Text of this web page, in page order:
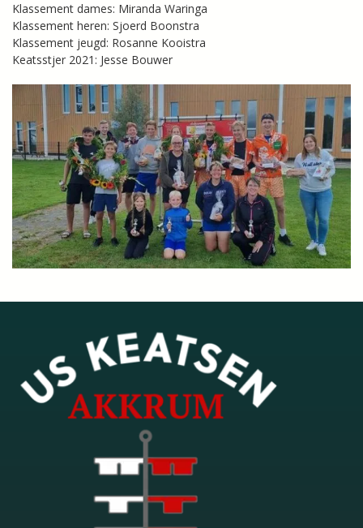
Klassement dames: Miranda Waringa
Klassement heren: Sjoerd Boonstra
Klassement jeugd: Rosanne Kooistra
Keatsstjer 2021: Jesse Bouwer